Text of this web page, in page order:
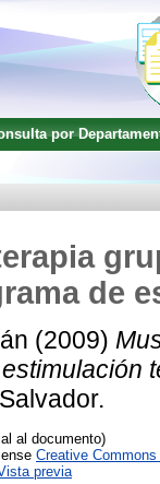
por
de
(2009)
al documento)
Creative
previa